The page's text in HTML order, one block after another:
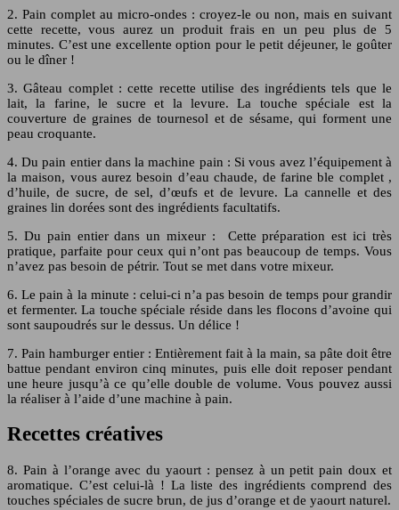
2. Pain complet au micro-ondes : croyez-le ou non, mais en suivant
cette recette, vous aurez un produit frais en un peu plus de 5
minutes. C’est une excellente option pour le petit déjeuner, le goûter
ou le dîner !
3. Gâteau complet : cette recette utilise des ingrédients tels que le
lait, la farine, le sucre et la levure. La touche spéciale est la
couverture de graines de tournesol et de sésame, qui forment une
peau croquante.
4. Du pain entier dans la machine pain : Si vous avez l’équipement à
la maison, vous aurez besoin d’eau chaude, de farine ble complet ,
d’huile, de sucre, de sel, d’œufs et de levure. La cannelle et des
graines lin dorées sont des ingrédients facultatifs.
5. Du pain entier dans un mixeur : Cette préparation est ici très
pratique, parfaite pour ceux qui n’ont pas beaucoup de temps. Vous
n’avez pas besoin de pétrir. Tout se met dans votre mixeur.
6. Le pain à la minute : celui-ci n’a pas besoin de temps pour grandir
et fermenter. La touche spéciale réside dans les flocons d’avoine qui
sont saupoudrés sur le dessus. Un délice !
7. Pain hamburger entier : Entièrement fait à la main, sa pâte doit être
battue pendant environ cinq minutes, puis elle doit reposer pendant
une heure jusqu’à ce qu’elle double de volume. Vous pouvez aussi
la réaliser à l’aide d’une machine à pain.
Recettes créatives
8. Pain à l’orange avec du yaourt : pensez à un petit pain doux et
aromatique. C’est celui-là ! La liste des ingrédients comprend des
touches spéciales de sucre brun, de jus d’orange et de yaourt naturel.